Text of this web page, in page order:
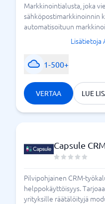
Markkinointialusta, joka
sähköpostimarkkinoinnin
automatisoituun
Lisätietoja
1-500+
VERTAA LUE
Capsule
Pilvipohjainen CRM-
helppokäyttöisyys.
yrityksille räätälöityjä